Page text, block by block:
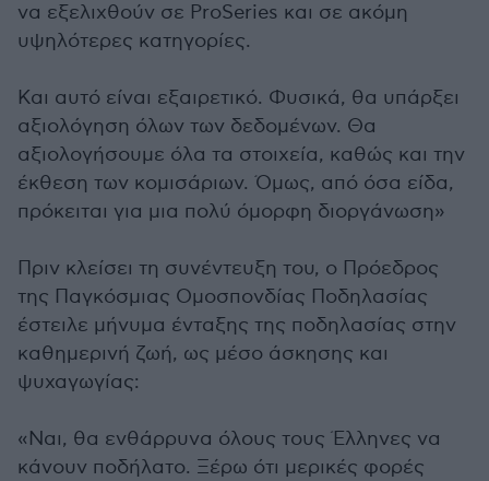
να εξελιχθούν σε ProSeries και σε ακόμη
υψηλότερες κατηγορίες.
Και αυτό είναι εξαιρετικό. Φυσικά, θα υπάρξει
αξιολόγηση όλων των δεδομένων. Θα
αξιολογήσουμε όλα τα στοιχεία, καθώς και την
έκθεση των κομισάριων. Όμως, από όσα είδα,
πρόκειται για μια πολύ όμορφη διοργάνωση»
Πριν κλείσει τη συνέντευξη του, ο Πρόεδρος
της Παγκόσμιας Ομοσπονδίας Ποδηλασίας
έστειλε μήνυμα ένταξης της ποδηλασίας στην
καθημερινή ζωή, ως μέσο άσκησης και
ψυχαγωγίας:
«Ναι, θα ενθάρρυνα όλους τους Έλληνες να
κάνουν ποδήλατο. Ξέρω ότι μερικές φορές